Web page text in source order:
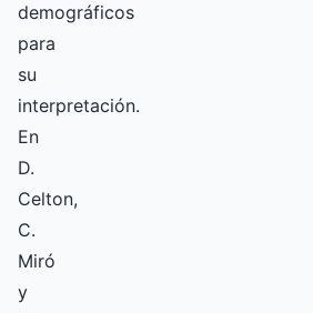
demográficos
para
su
interpretación.
En
D.
Celton,
C.
Miró
y